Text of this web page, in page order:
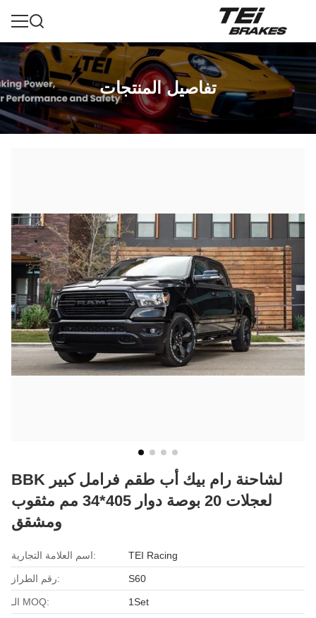
تفاصيل المنتجات
BBK لشاحنة رام بيك أب طقم فرامل كبير
لعجلات 20 بوصة دوار 405*34 مم مثقوب
ومشقق
اسم العلامة التجارية: TEI Racing
رقم الطراز: S60
الـ MOQ: 1Set